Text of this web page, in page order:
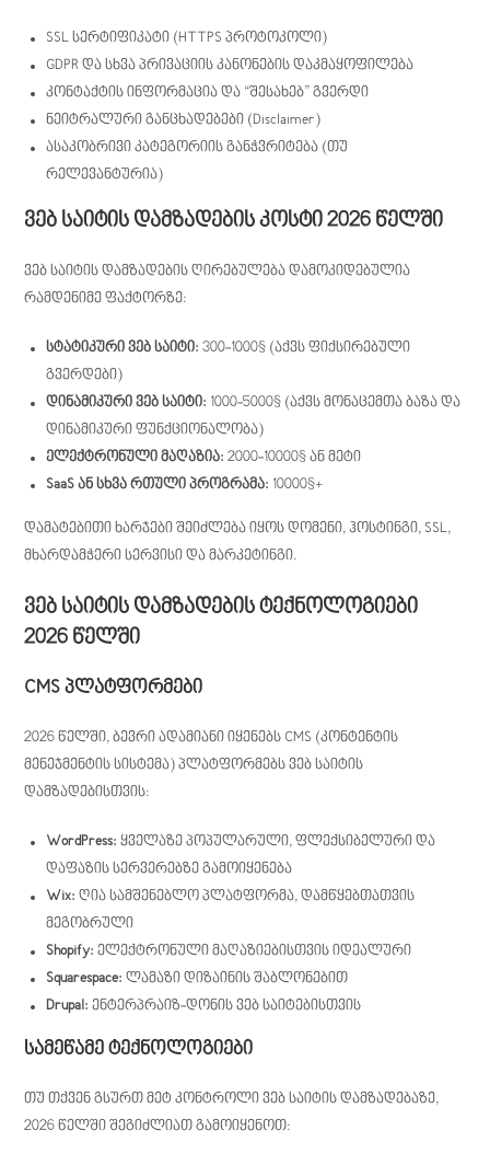
SSL სერტიფიკატი (HTTPS პროტოკოლი)
GDPR და სხვა პრივაციის კანონების დაკმაყოფილება
კონტაქტის ინფორმაცია და “შესახებ” გვერდი
ნეიტრალური განცხადებები (Disclaimer)
ასაკობრივი კატეგორიის განჭვრიტება (თუ
რელევანტურია)
ვებ საიტის დამზადების კოსტი 2026 წელში
ვებ საიტის დამზადების ღირებულება დამოკიდებულია
რამდენიმე ფაქტორზე:
სტატიკური ვებ საიტი: 300-1000$ (აქვს ფიქსირებული
გვერდები)
დინამიკური ვებ საიტი: 1000-5000$ (აქვს მონაცემთა ბაზა და
დინამიკური ფუნქციონალობა)
ელექტრონული მაღაზია: 2000-10000$ ან მეტი
SaaS ან სხვა რთული პროგრამა: 10000$+
დამატებითი ხარჯები შეიძლება იყოს დომენი, ჰოსტინგი, SSL,
მხარდამჭერი სერვისი და მარკეტინგი.
ვებ საიტის დამზადების ტექნოლოგიები
2026 წელში
CMS პლატფორმები
2026 წელში, ბევრი ადამიანი იყენებს CMS (კონტენტის
მენეჯმენტის სისტემა) პლატფორმებს ვებ საიტის
დამზადებისთვის:
WordPress: ყველაზე პოპულარული, ფლექსიბელური და
დაფაზის სერვერებზე გამოიყენება
Wix: ღია სამშენებლო პლატფორმა, დამწყებთათვის
მეგობრული
Shopify: ელექტრონული მაღაზიებისთვის იდეალური
Squarespace: ლამაზი დიზაინის შაბლონებით
Drupal: ენტერპრაიზ-დონის ვებ საიტებისთვის
სამეწამე ტექნოლოგიები
თუ თქვენ გსურთ მეტ კონტროლი ვებ საიტის დამზადებაზე,
2026 წელში შეგიძლიათ გამოიყენოთ: